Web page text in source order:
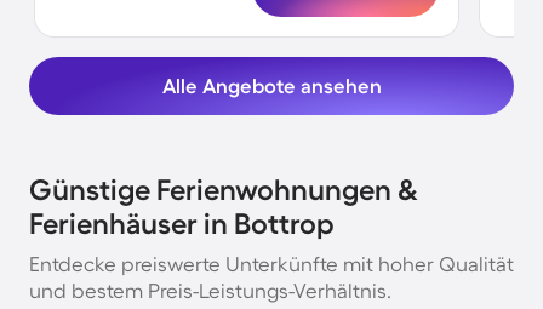
Alle Angebote ansehen
Günstige Ferienwohnungen &
Ferienhäuser in Bottrop
Entdecke preiswerte Unterkünfte mit hoher Qualität
und bestem Preis-Leistungs-Verhältnis.